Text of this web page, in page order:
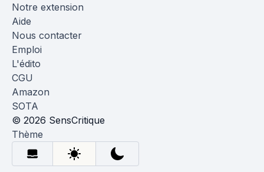
Notre extension
Aide
Nous contacter
Emploi
L'édito
CGU
Amazon
SOTA
© 2026 SensCritique
Thème